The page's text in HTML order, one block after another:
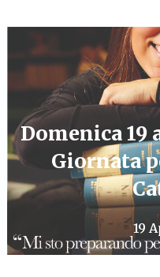
Domenica 19
Giornata
19